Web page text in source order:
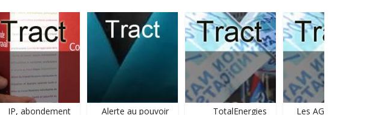
IP, abondement
Alerte au pouvoir
TotalEnergies
Les AG sont-elles